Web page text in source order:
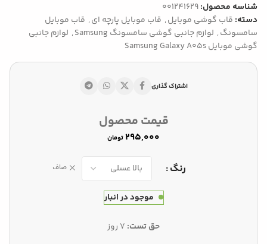
شناسه محصول:001241629
دسته: قاب گوشی موبایل, قاب موبایل پارچه ای, قاب موبایل
سامسونگ, لوازم جانبی گوشی سامسونگ Samsung , لوازم جانبی
گوشی موبایل Samsung Galaxy A05s
اشتراک گذاری
قیمت محصول
تومان
رنگ صاف
موجود در انبار
حق تست: